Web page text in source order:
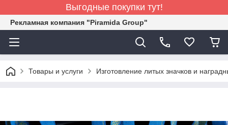
Выгодные покупки тут!
Рекламная компания "Piramida Group"
Товары и услуги Изготовление литых значков и